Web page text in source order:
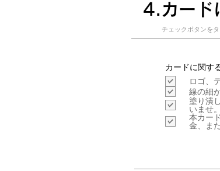
​4.カード
チェックボタンを
カードに関す
ロゴ、
線の細
塗り潰
いませ。
本カー
金、ま